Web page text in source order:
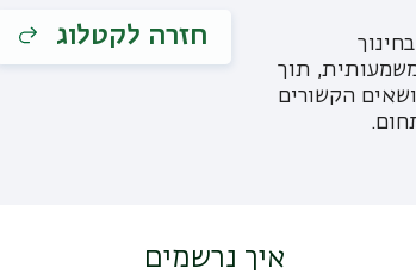
תוך
מושם דגש על נושאים הקשורים
חזרה לקטלוג
איך נרשמים